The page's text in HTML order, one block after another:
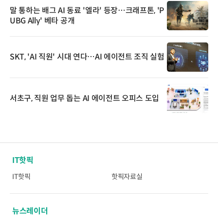
말 통하는 배그 AI 동료 '엘라' 등장…크래프톤, 'P
UBG Ally' 베타 공개
SKT, 'AI 직원' 시대 연다…AI 에이전트 조직 실험
서초구, 직원 업무 돕는 AI 에이전트 오피스 도입
IT핫픽
IT핫픽 핫픽자료실
뉴스레이더